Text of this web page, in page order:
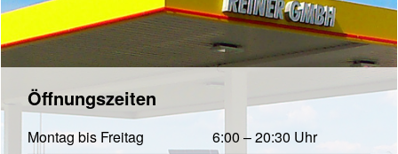
Öffnungszeiten
Montag bis Freitag
6:00 – 20:30 Uhr